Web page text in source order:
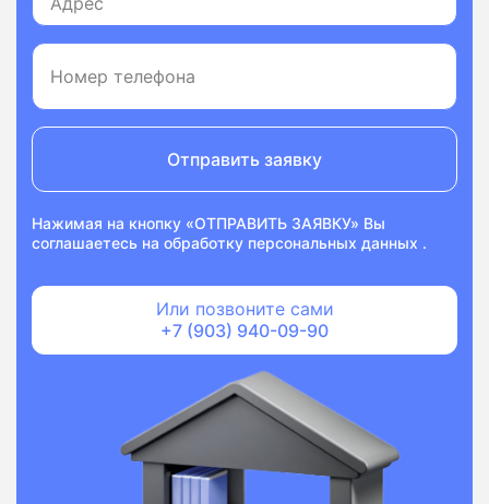
Отправить заявку
Нажимая на кнопку «ОТПРАВИТЬ ЗАЯВКУ» Вы
соглашаетесь на обработку персональных данных .
Или позвоните сами
+7 (903) 940-09-90